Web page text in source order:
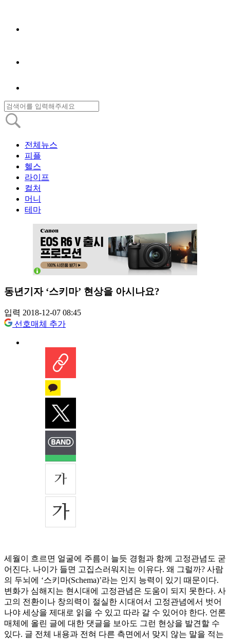
전체뉴스
피플
헬스
라이프
컬처
머니
테마
동년기자 ‘스키마’ 현상을 아시나요?
입력 2018-12-07 08:45
선호매체 추가
세월이 흐르면 얼굴에 주름이 늘듯 경험과 함께 고정관념도 굳
어진다. 나이가 들면 고집스러워지는 이유다. 왜 그럴까? 사람
의 두뇌에 ‘스키마(Schema)’라는 인지 능력이 있기 때문이다.
변화가 심해지는 현시대에 고정관념은 도움이 되지 못한다. 사
고의 전환이나 창의력이 절실한 시대여서 고정관념에서 벗어
나야 세상을 제대로 읽을 수 있고 따라 갈 수 있어야 한다. 언론
매체에 올린 글에 대한 댓글을 보아도 그런 현상을 발견할 수
있다. 글 전체 내용과 전혀 다른 측면에서 맞지 않는 말을 적는